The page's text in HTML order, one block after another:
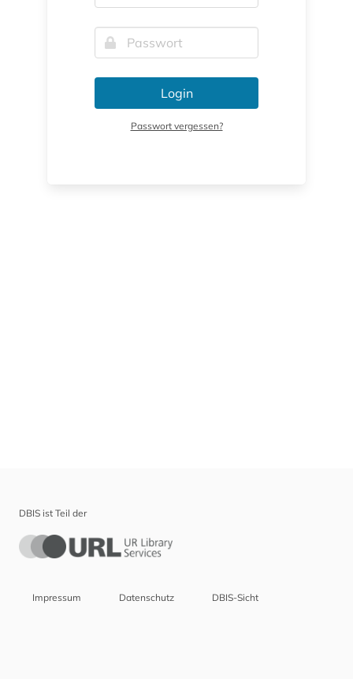
Login
Passwort vergessen?
DBIS ist Teil der
Impressum Datenschutz DBIS-Sicht